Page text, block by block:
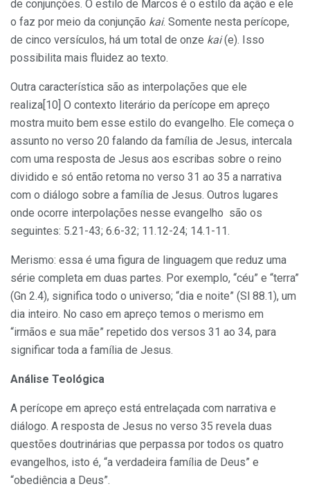
de conjunções. O estilo de Marcos é o estilo da ação e ele
o faz por meio da conjunção kai. Somente nesta perícope,
de cinco versículos, há um total de onze kai(e). Isso
possibilita mais fluidez ao texto.
Outra característica são as interpolações que ele
realiza[10] O contexto literário da perícope em apreço
mostra muito bem esse estilo do evangelho. Ele começa o
assunto no verso 20 falando da família de Jesus, intercala
com uma resposta de Jesus aos escribas sobre o reino
dividido e só então retoma no verso 31 ao 35 a narrativa
com o diálogo sobre a família de Jesus. Outros lugares
onde ocorre interpolações nesse evangelho são os
seguintes: 5.21-43; 6.6-32; 11.12-24; 14.1-11.
Merismo: essa é uma figura de linguagem que reduz uma
série completa em duas partes. Por exemplo, “céu” e “terra”
(Gn 2.4), significa todo o universo; “dia e noite” (Sl 88.1), um
dia inteiro. No caso em apreço temos o merismo em
“irmãos e sua mãe” repetido dos versos 31 ao 34, para
significar toda a família de Jesus.
Análise Teológica
A perícope em apreço está entrelaçada com narrativa e
diálogo. A resposta de Jesus no verso 35 revela duas
questões doutrinárias que perpassa por todos os quatro
evangelhos, isto é, “a verdadeira família de Deus” e
“obediência a Deus”.